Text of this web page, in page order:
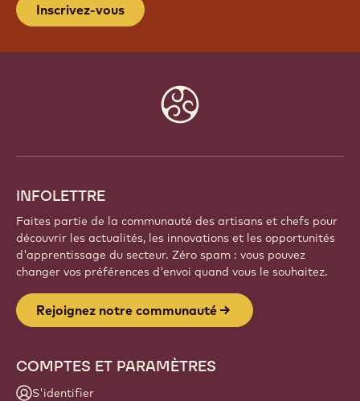
Inscrivez-vous
INFOLETTRE
Faites partie de la communauté des artisans et chefs pour
découvrir les actualités, les innovations et les opportunités
d'apprentissage du secteur. Zéro spam : vous pouvez
changer vos préférences d'envoi quand vous le souhaitez.
Rejoignez notre communauté
COMPTES ET PARAMÈTRES
S'identifier